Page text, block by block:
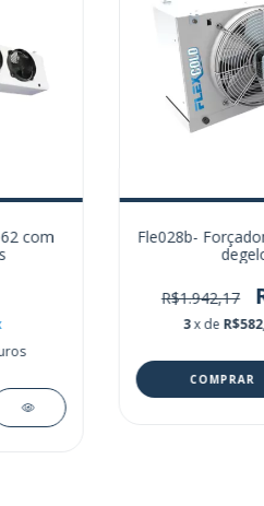
com
Fle028b-
R$1.942,17
3x de